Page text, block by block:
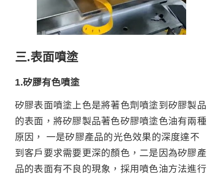
三.表面噴塗
1.矽膠有色噴塗
矽膠表面噴塗上色是將著色劑噴塗到矽膠製品
的表面，將矽膠製品著色矽膠噴塗色油有兩種
原因， 一是矽膠產品的光色效果的深度達不
到客戶要求需要更深的顏色，二是因為矽膠產
品的表面有不良的現象，採用噴色油方法進行